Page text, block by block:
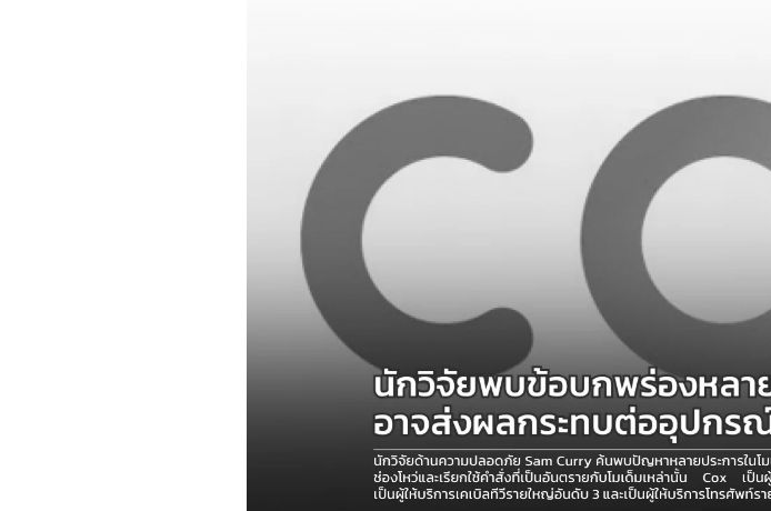
Search
for: